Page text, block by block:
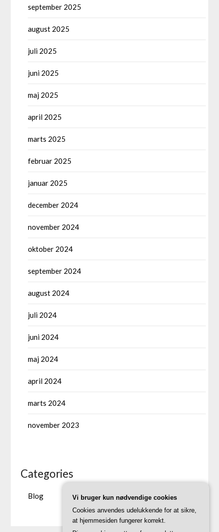
september 2025
august 2025
juli 2025
juni 2025
maj 2025
april 2025
marts 2025
februar 2025
januar 2025
december 2024
november 2024
oktober 2024
september 2024
august 2024
juli 2024
juni 2024
maj 2024
april 2024
marts 2024
november 2023
Categories
Blog
Vi bruger kun nødvendige cookies
Cookies anvendes udelukkende for at sikre,
at hjemmesiden fungerer korrekt.